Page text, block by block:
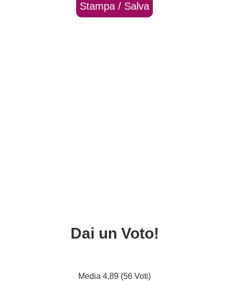
Stampa / Salva
Dai un Voto!
Media 4.89 (56 Voti)